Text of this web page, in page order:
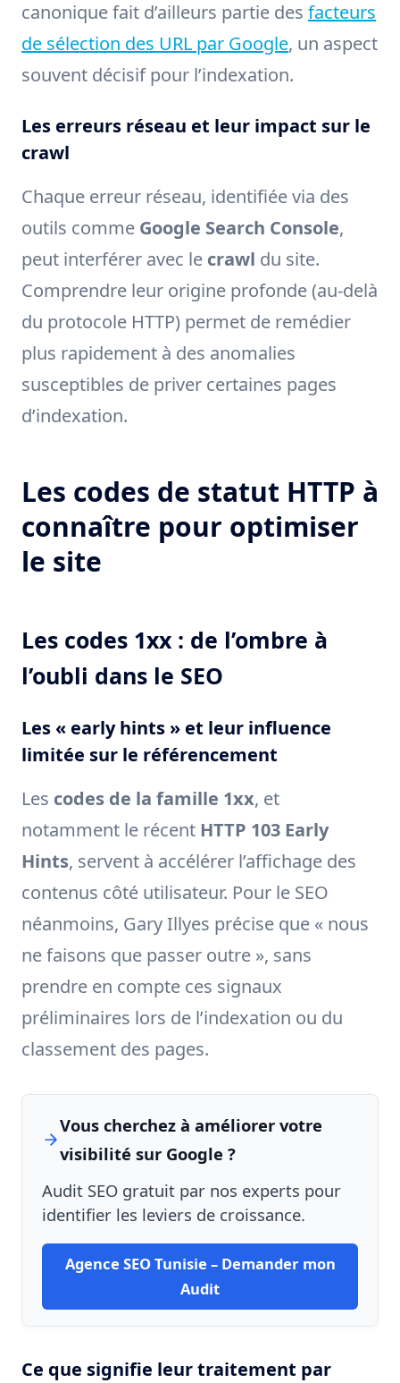
canonique fait d’ailleurs partie des facteurs
de sélection des URL par Google, un aspect
souvent décisif pour l’indexation.
Les erreurs réseau et leur impact sur le
crawl
Chaque erreur réseau, identifiée via des
outils comme Google Search Console,
peut interférer avec le crawl du site.
Comprendre leur origine profonde (au-delà
du protocole HTTP) permet de remédier
plus rapidement à des anomalies
susceptibles de priver certaines pages
d’indexation.
Les codes de statut HTTP à
connaître pour optimiser
le site
Les codes 1xx : de l’ombre à
l’oubli dans le SEO
Les « early hints » et leur influence
limitée sur le référencement
Les codes de la famille 1xx, et
notamment le récent HTTP 103 Early
Hints, servent à accélérer l’affichage des
contenus côté utilisateur. Pour le SEO
néanmoins, Gary Illyes précise que « nous
ne faisons que passer outre », sans
prendre en compte ces signaux
préliminaires lors de l’indexation ou du
classement des pages.
Vous cherchez à améliorer votre
visibilité sur Google ?
Audit SEO gratuit par nos experts pour
identifier les leviers de croissance.
Agence SEO Tunisie – Demander mon
Audit
Ce que signifie leur traitement par